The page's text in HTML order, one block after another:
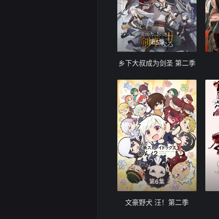
第5集
乡下大叔成为剑圣 第二季
第6集
文豪野犬 汪！第二季